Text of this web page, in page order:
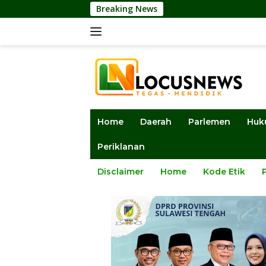
ke
Breaking News
Home Daerah Parlemen
Periklanan
Disclaimer Home Kode Etik